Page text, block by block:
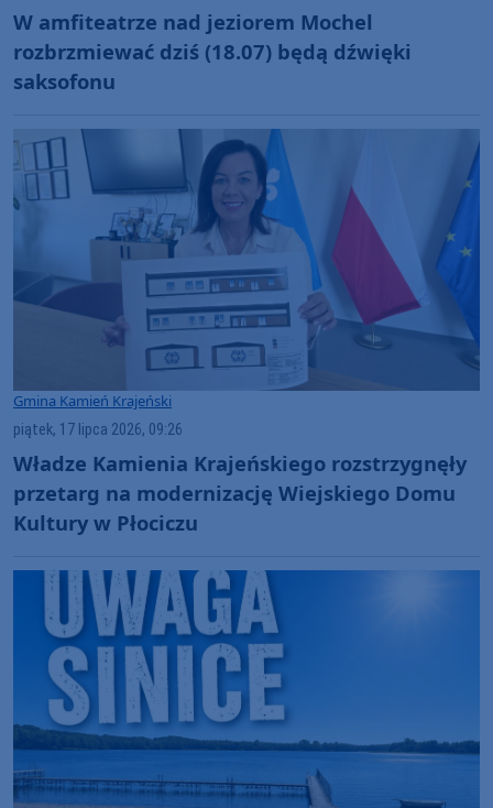
W amfiteatrze nad jeziorem Mochel
rozbrzmiewać dziś (18.07) będą dźwięki
saksofonu
Gmina Kamień Krajeński
piątek, 17 lipca 2026, 09:26
Władze Kamienia Krajeńskiego rozstrzygnęły
przetarg na modernizację Wiejskiego Domu
Kultury w Płociczu